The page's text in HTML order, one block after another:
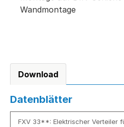
Wandmontage
Download
Datenblätter
FXV 33**: Elektrischer Verteiler